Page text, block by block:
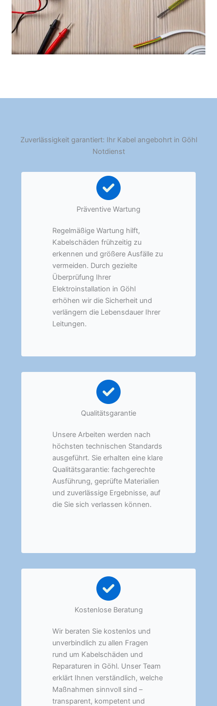
Zuverlässigkeit garantiert: Ihr Kabel angebohrt in Göhl
Notdienst
Präventive Wartung
Regelmäßige Wartung hilft,
Kabelschäden frühzeitig zu
erkennen und größere Ausfälle zu
vermeiden. Durch gezielte
Überprüfung Ihrer
Elektroinstallation in Göhl
erhöhen wir die Sicherheit und
verlängern die Lebensdauer Ihrer
Leitungen.
Qualitätsgarantie
Unsere Arbeiten werden nach
höchsten technischen Standards
ausgeführt. Sie erhalten eine klare
Qualitätsgarantie: fachgerechte
Ausführung, geprüfte Materialien
und zuverlässige Ergebnisse, auf
die Sie sich verlassen können.
Kostenlose Beratung
Wir beraten Sie kostenlos und
unverbindlich zu allen Fragen
rund um Kabelschäden und
Reparaturen in Göhl. Unser Team
erklärt Ihnen verständlich, welche
Maßnahmen sinnvoll sind –
transparent, kompetent und